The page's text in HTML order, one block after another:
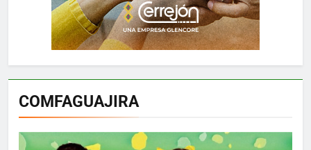
COMFAGUAJIRA